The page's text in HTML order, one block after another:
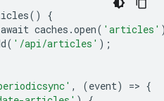
()
{
await caches .open( 'articles'
( '/api/articles' );
, (event) => {